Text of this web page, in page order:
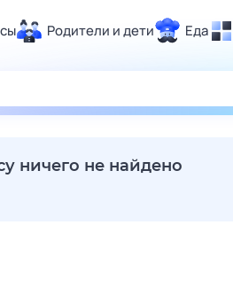
Родители и дети Еда
Развлечения и отдых
Спорт
ничего не найдено